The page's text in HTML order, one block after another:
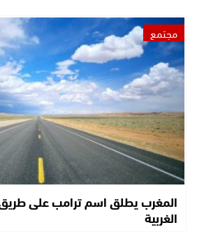
مجتمع
المغرب يطلق اسم ترامب على
الغربية